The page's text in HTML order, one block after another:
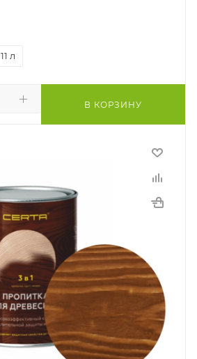
В КОРЗИНУ
11 л